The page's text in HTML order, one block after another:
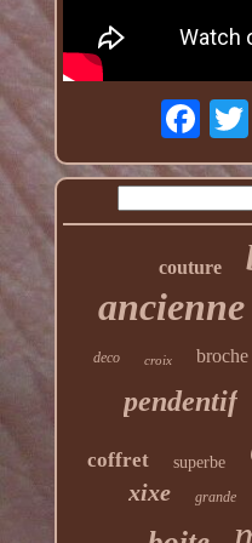
couture
ancienne
deco croix broche
pendentif
coffret superbe
xixe grande